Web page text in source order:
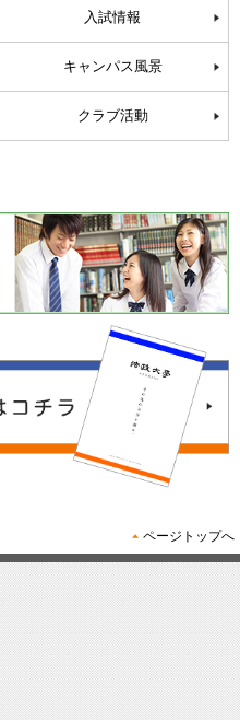
入試情報
キャンパス風景
クラブ活動
ページトップへ